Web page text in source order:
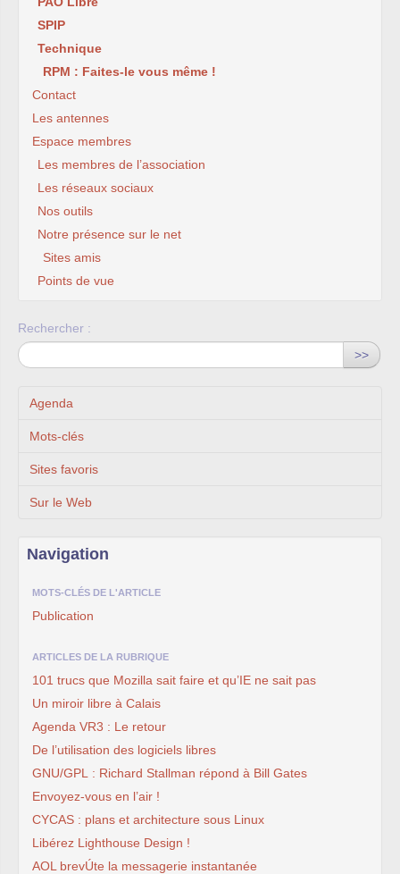
SPIP
Technique
RPM : Faites-le vous même !
Contact
Les antennes
Espace membres
Les membres de l’association
Les réseaux sociaux
Nos outils
Notre présence sur le net
Sites amis
Points de vue
Rechercher :
>>
Agenda
Mots-clés
Sites favoris
Sur le Web
Navigation
MOTS-CLÉS DE L'ARTICLE
Publication
ARTICLES DE LA RUBRIQUE
101 trucs que Mozilla sait faire et qu’IE ne sait pas
Un miroir libre à Calais
Agenda VR3 : Le retour
De l’utilisation des logiciels libres
GNU/GPL : Richard Stallman répond à Bill Gates
Envoyez-vous en l’air !
CYCAS : plans et architecture sous Linux
Libérez Lighthouse Design !
AOL brevÚte la messagerie instantanée